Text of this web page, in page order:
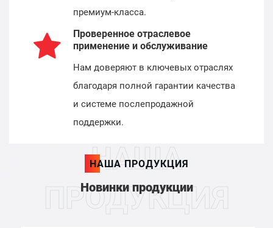
премиум-класса.
Проверенное отраслевое
применение и обслуживание
Нам доверяют в ключевых отраслях
благодаря полной гарантии качества
и системе послепродажной
поддержки.
НАША ПРОДУКЦИЯ
Новинки продукции
НАША
ПРОДУКЦИЯ